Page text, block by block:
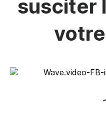
susciter